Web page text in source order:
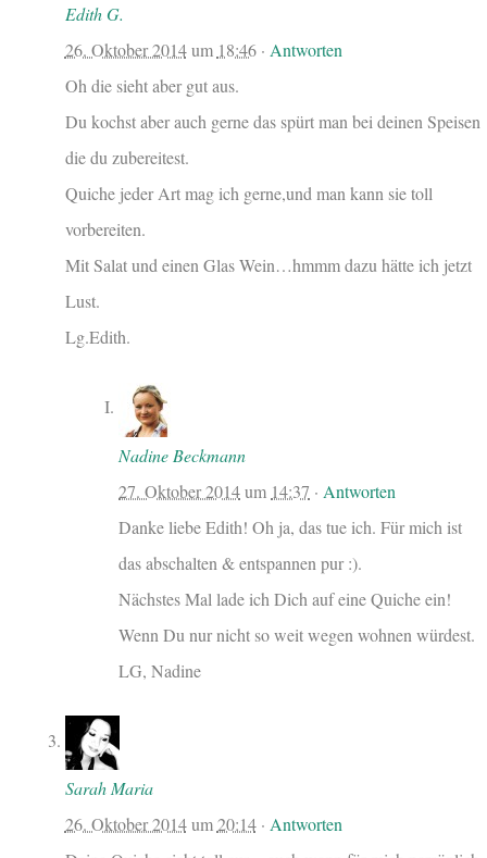
Edith G.
26. Oktober 2014um 18:46· Antworten
Oh die sieht aber gut aus.
Du kochst aber auch gerne das spürt man bei deinen Speisen
die du zubereitest.
Quiche jeder Art mag ich gerne,und man kann sie toll
vorbereiten.
Mit Salat und einen Glas Wein…hmmm dazu hätte ich jetzt
Lust.
Lg.Edith.
Nadine Beckmann
27. Oktober 2014um 14:37 · Antworten
Danke liebe Edith! Oh ja, das tue ich. Für mich ist
das abschalten & entspannen pur :).
Nächstes Mal lade ich Dich auf eine Quiche ein!
Wenn Du nur nicht so weit wegen wohnen würdest.
LG, Nadine
Sarah Maria
26. Oktober 2014um20:14· Antworten